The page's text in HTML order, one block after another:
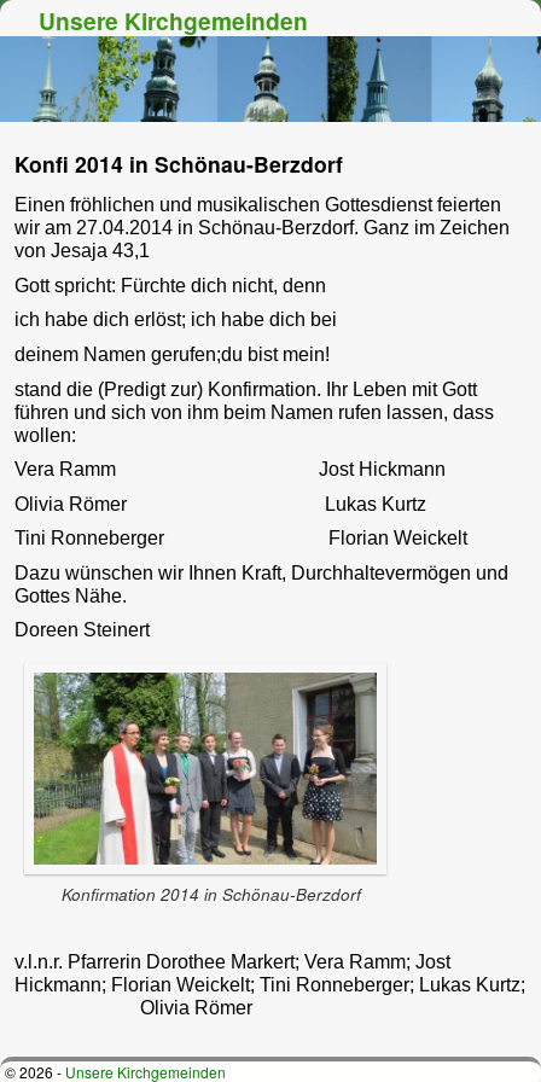
Unsere Kirchgemeinden
Konfi 2014 in Schönau-Berzdorf
Einen fröhlichen und musikalischen Gottesdienst feierten
wir am 27.04.2014 in Schönau-Berzdorf. Ganz im Zeichen
von Jesaja 43,1
Gott spricht: Fürchte dich nicht, denn
ich habe dich erlöst; ich habe dich bei
deinem Namen gerufen;du bist mein!
stand die (Predigt zur) Konfirmation. Ihr Leben mit Gott
führen und sich von ihm beim Namen rufen lassen, dass
wollen:
Vera Ramm Jost Hickmann
Olivia Römer Lukas Kurtz
Tini Ronneberger Florian Weickelt
Dazu wünschen wir Ihnen Kraft, Durchhaltevermögen und
Gottes Nähe.
Doreen Steinert
Konfirmation 2014 in Schönau-Berzdorf
v.l.n.r. Pfarrerin Dorothee Markert; Vera Ramm; Jost
Hickmann; Florian Weickelt; Tini Ronneberger; Lukas Kurtz;
Olivia Römer
© 2026 - Unsere Kirchgemeinden